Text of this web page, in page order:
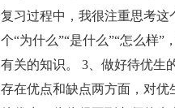
复习过程中，我很注重思考这
个“为什么”“是什么”“怎么样
有关的知识。 3、做好待优生
存在优点和缺点两方面，对